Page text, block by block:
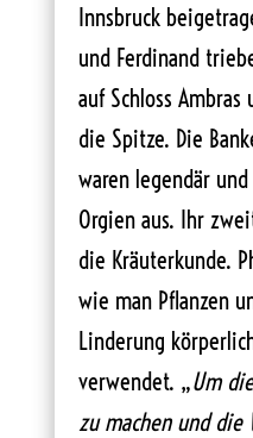
Innsbruck
und Ferdinand
auf Schloss
die Spitze. Die
waren legendär
Orgien aus. Ihr
die Kräuterkunde.
wie man Pflanzen
Linderung
verwendet. „Um
zu machen und